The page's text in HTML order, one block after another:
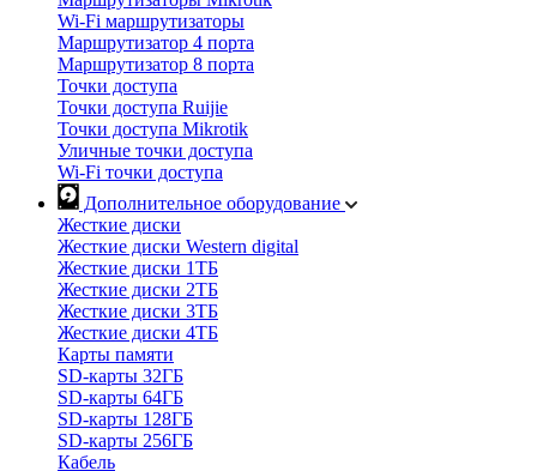
Wi-Fi маршрутизаторы
Маршрутизатор 4 порта
Маршрутизатор 8 порта
Точки доступа
Точки доступа Ruijie
Точки доступа Mikrotik
Уличные точки доступа
Wi-Fi точки доступа
Дополнительное оборудование
Жесткие диски
Жесткие диски Western digital
Жесткие диски 1ТБ
Жесткие диски 2ТБ
Жесткие диски 3ТБ
Жесткие диски 4ТБ
Карты памяти
SD-карты 32ГБ
SD-карты 64ГБ
SD-карты 128ГБ
SD-карты 256ГБ
Кабель